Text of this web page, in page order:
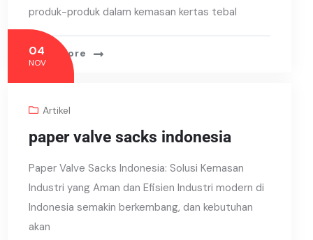
produk-produk dalam kemasan kertas tebal
Read More
04
NOV
Artikel
paper valve sacks indonesia
Paper Valve Sacks Indonesia: Solusi Kemasan
Industri yang Aman dan Efisien Industri modern di
Indonesia semakin berkembang, dan kebutuhan
akan